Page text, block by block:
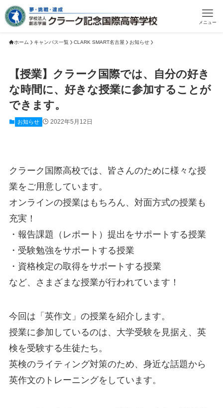
メニュー
ホーム キャンパス一覧 CLARK SMART名古屋 お知らせ
【授業】クラーク国際では、自分の好き
な時間に、好きな授業に参加することが
できます。
お知らせ 2022年5月12日
クラーク国際高校では、皆さんのために様々な授
業をご用意しています。
オンラインの授業はもちろん、対面方式の授業も
充実！
・報告課題（レポート）提出をサポートする授業
・受験勉強をサポートする授業
・資格検定の取得をサポートする授業
など、さまざまな授業が行われています！
今回は「英作文」の授業を紹介します。
授業に参加しているのは、大学受験を見据え、英
検を受験する生徒たち。
英検のライティング対策のため、身近な話題から
英作文のトレーニングをしています。